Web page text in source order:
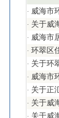
· 威海市
· 关于威
· 威海市
· 环翠区
· 关于环
· 威海市
· 关于正
· 关于威
· 关于威